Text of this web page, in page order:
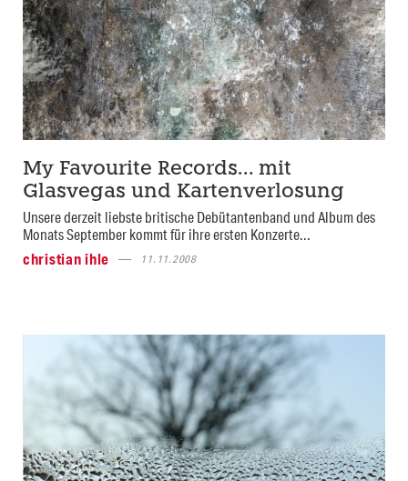
My Favourite Records… mit
Glasvegas und Kartenverlosung
Unsere derzeit liebste britische Debütantenband und Album des
Monats September kommt für ihre ersten Konzerte...
christian ihle
11.11.2008